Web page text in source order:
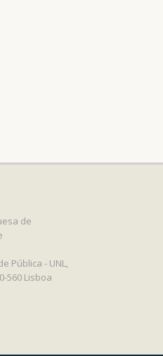
de
Pública - UNL,
560 Lisboa